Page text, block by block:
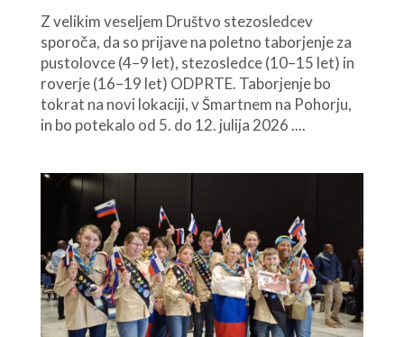
Z velikim veseljem Društvo stezosledcev
sporoča, da so prijave na poletno taborjenje za
pustolovce (4–9 let), stezosledce (10–15 let) in
roverje (16–19 let) ODPRTE. Taborjenje bo
tokrat na novi lokaciji, v Šmartnem na Pohorju,
in bo potekalo od 5. do 12. julija 2026 ....